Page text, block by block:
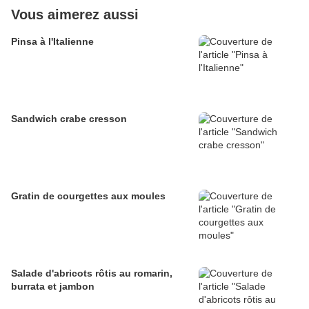
Vous aimerez aussi
Pinsa à l'Italienne
Sandwich crabe cresson
Gratin de courgettes aux moules
Salade d'abricots rôtis au romarin,
burrata et jambon